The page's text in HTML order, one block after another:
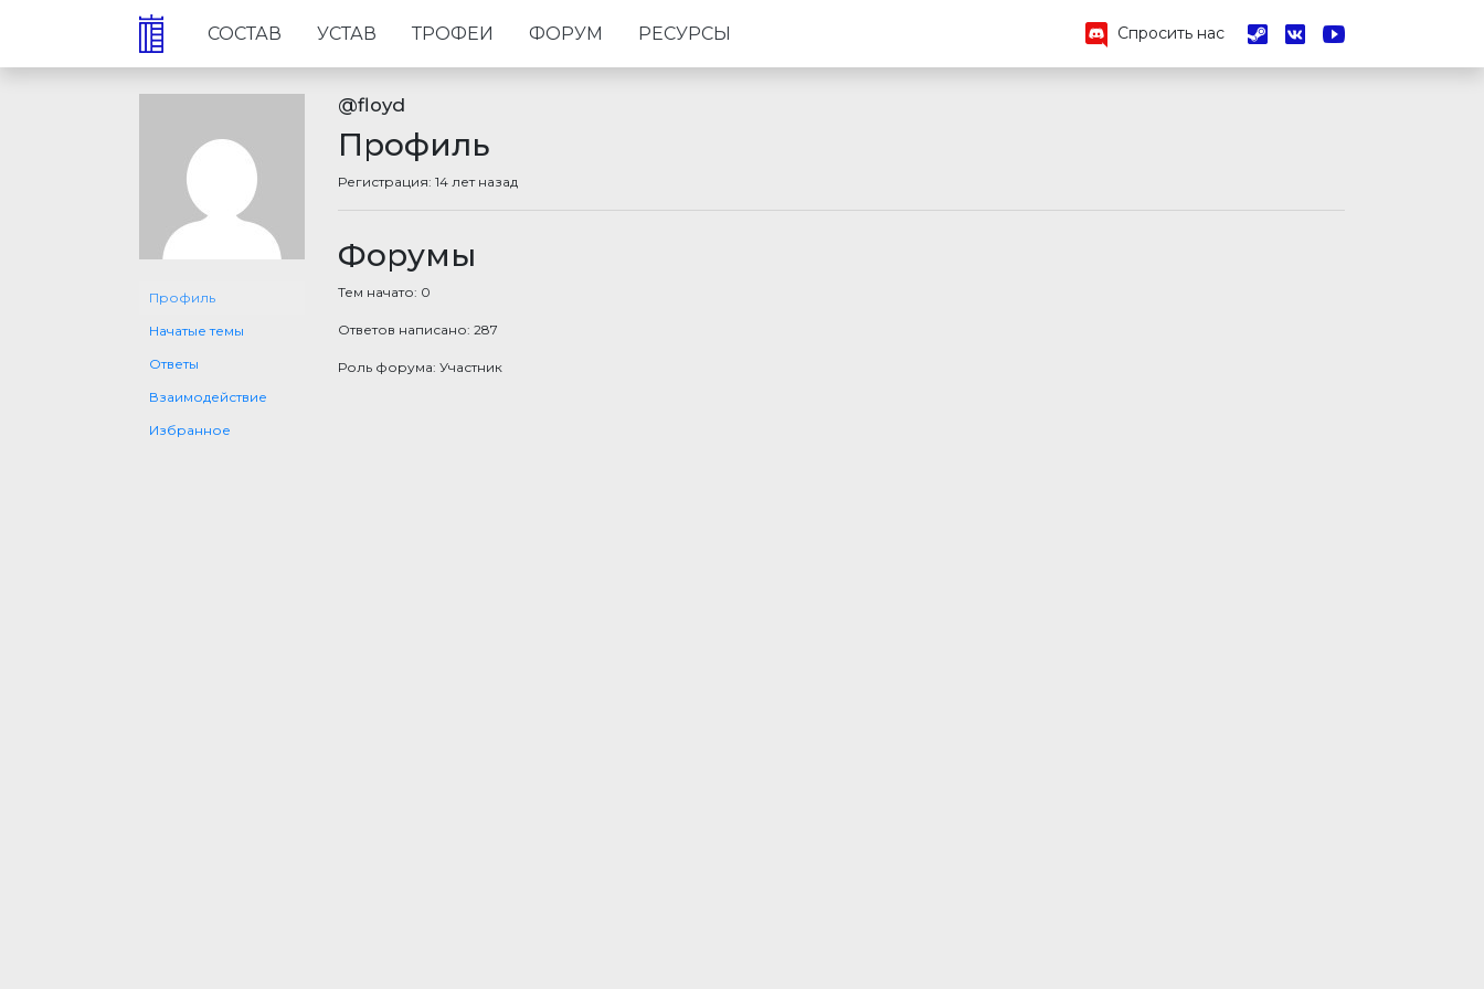
СОСТАВ УСТАВ ТРОФЕИ ФОРУМ РЕСУРСЫ Спросить нас
Профиль
Начатые темы
Ответы
Взаимодействие
Избранное
@floyd
Профиль
Регистрация: 14 лет назад
Форумы
Тем начато: 0
Ответов написано: 287
Роль форума: Участник